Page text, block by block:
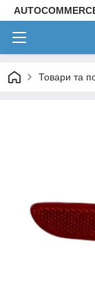
Товари та